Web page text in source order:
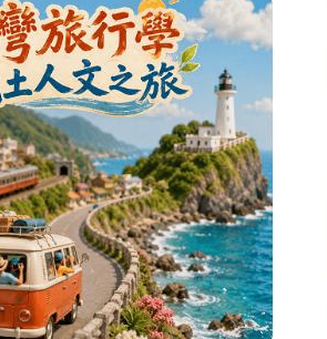
礎也可輕鬆完成
處的午後時光
進生活中
介與示範
構與插花
芝宇 老師
材料：800元